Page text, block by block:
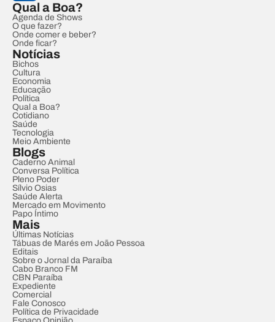
Qual a Boa?
Agenda de Shows
O que fazer?
Onde comer e beber?
Onde ficar?
Notícias
Bichos
Cultura
Economia
Educação
Política
Qual a Boa?
Cotidiano
Saúde
Tecnologia
Meio Ambiente
Blogs
Caderno Animal
Conversa Política
Pleno Poder
Sílvio Osias
Saúde Alerta
Mercado em Movimento
Papo Íntimo
Mais
Últimas Notícias
Tábuas de Marés em João Pessoa
Editais
Sobre o Jornal da Paraíba
Cabo Branco FM
CBN Paraíba
Expediente
Comercial
Fale Conosco
Política de Privacidade